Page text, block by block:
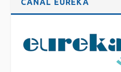
CANAL EUREKA